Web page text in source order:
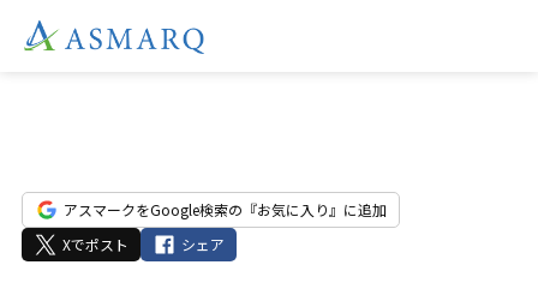
アスマークをGoogle検索の『お気に入り』に追加
Xでポスト
シェア